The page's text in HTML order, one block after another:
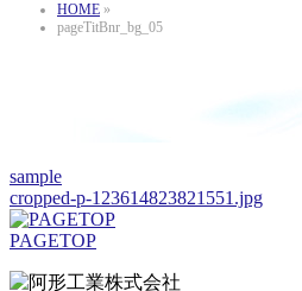
HOME »
pageTitBnr_bg_05
sample
cropped-p-123614823821551.jpg
PAGETOP